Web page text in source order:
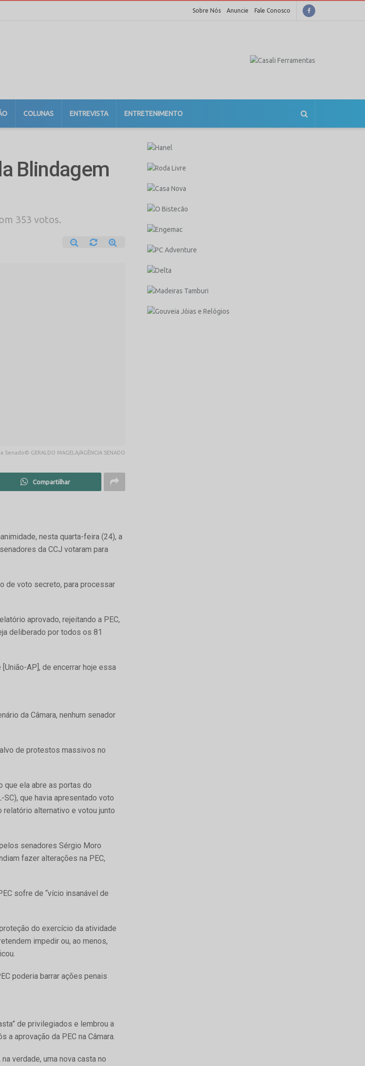
Sobre Nós Anuncie Fale Conosco
COLUNAS ENTREVISTA ENTRETENIMENTO
Blindagem
353 votos.
GERALDO MAGELA/AGÊNCIA SENADO
Compartilhar
nesta quarta-feira (24), a
da CCJ votaram para
de voto secreto, para processar
aprovado, rejeitando a PEC,
deliberado por todos os 81
AP], de encerrar hoje essa
da Câmara, nenhum senador
de protestos massivos no
que ela abre as portas do
que havia apresentado voto
relatório alternativo e votou junto
senadores Sérgio Moro
fazer alterações na PEC,
sofre de “vício insanável de
do exercício da atividade
impedir ou, ao menos,
poderia barrar ações penais
de privilegiados e lembrou a
aprovação da PEC na Câmara.
verdade, uma nova casta no